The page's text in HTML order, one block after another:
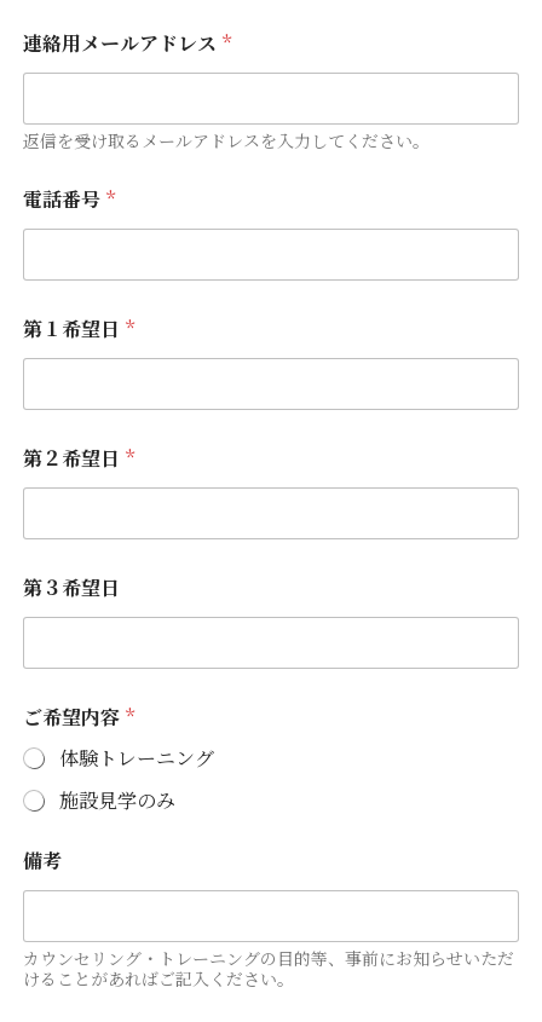
ア
ド
レ
第
２
望
日
連絡用メールアドレス *
返信を受け取るメールアドレスを入力してください。
電話番号 *
第１希望日 *
第２希望日 *
第３希望日
ご希望内容 *
体験トレーニング
施設見学のみ
備考
カウンセリング・トレーニングの目的等、事前にお知らせいただ
けることがあればご記入ください。